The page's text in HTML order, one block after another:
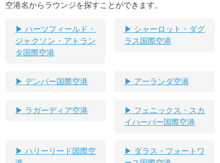
空港名からラウンジを探すことができます。
ハーツフィールド・
ジャクソン・アトラン
タ国際空港
シャーロット・ダグ
ラス国際空港
デンバー国際空港 アーランダ空港
ラガーディア空港
フェニックス・スカ
イハーバー国際空港
ハリーリード国際空
ダラス・フォートワ